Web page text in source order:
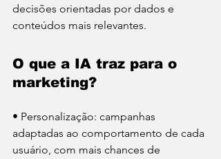
decisões orientadas por dados e
conteúdos mais relevantes.
O que a IA traz para o
marketing?
• Personalização: campanhas
adaptadas ao comportamento de cada
usuário, com mais chances de